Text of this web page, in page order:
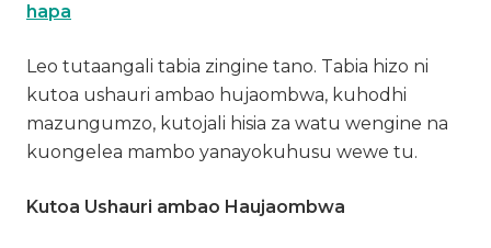
hapa
Leo tutaangali tabia zingine tano. Tabia hizo ni
kutoa ushauri ambao hujaombwa, kuhodhi
mazungumzo, kutojali hisia za watu wengine na
kuongelea mambo yanayokuhusu wewe tu.
Kutoa Ushauri ambao Haujaombwa